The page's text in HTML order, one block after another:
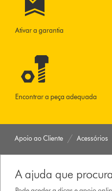
Ativar a garantia
Encontrar a peça adequada
Apoio ao Cliente Acessórios
A ajuda que